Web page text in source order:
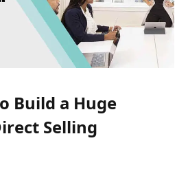
Build a Huge
Selling